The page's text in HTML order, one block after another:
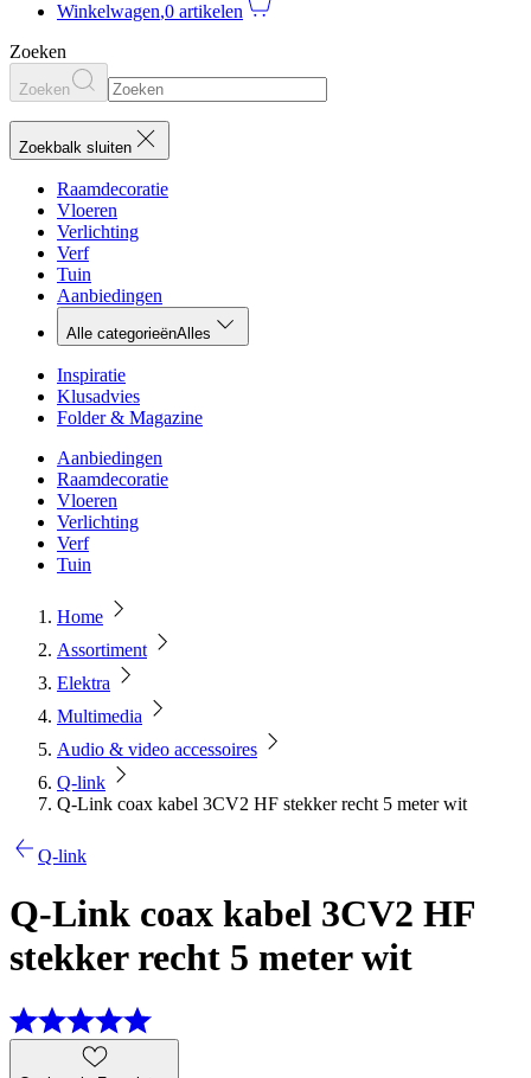
Winkelwagen,0 artikelen
Zoeken
Zoeken
Zoekbalk sluiten
Raamdecoratie
Vloeren
Verlichting
Verf
Tuin
Aanbiedingen
Alle categorieënAlles
Inspiratie
Klusadvies
Folder & Magazine
Aanbiedingen
Raamdecoratie
Vloeren
Verlichting
Verf
Tuin
Home
Assortiment
Elektra
Multimedia
Audio & video accessoires
Q-link
Q-Link coax kabel 3CV2 HF stekker recht 5 meter wit
Q-link
Q-Link coax kabel 3CV2 HF
stekker recht 5 meter wit